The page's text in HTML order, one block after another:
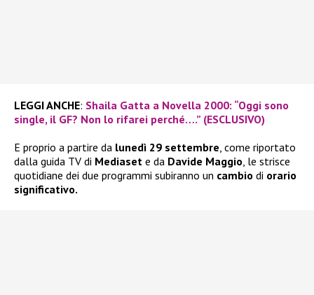
LEGGI ANCHE: Shaila Gatta a Novella 2000: “Oggi sono
single, il GF? Non lo rifarei perché….” (ESCLUSIVO)
E proprio a partire da lunedì 29 settembre, come riportato
dalla guida TV di Mediaset e da Davide Maggio, le strisce
quotidiane dei due programmi subiranno un cambio di orario
significativo.